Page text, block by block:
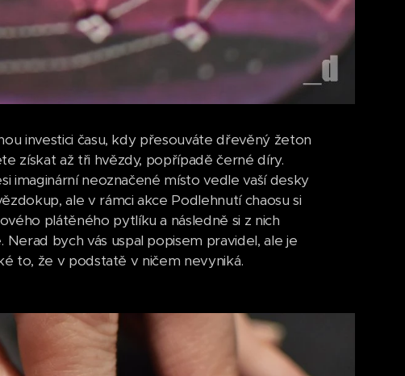
investici času, kdy přesouváte dřevěný žeton
získat až tři hvězdy, popřípadě černé díry.
imaginární neoznačené místo vedle vaší desky
ale v rámci akce Podlehnutí chaosu si
plátěného pytlíku a následně si z nich
bych vás uspal popisem pravidel, ale je
to, že v podstatě v ničem nevyniká.